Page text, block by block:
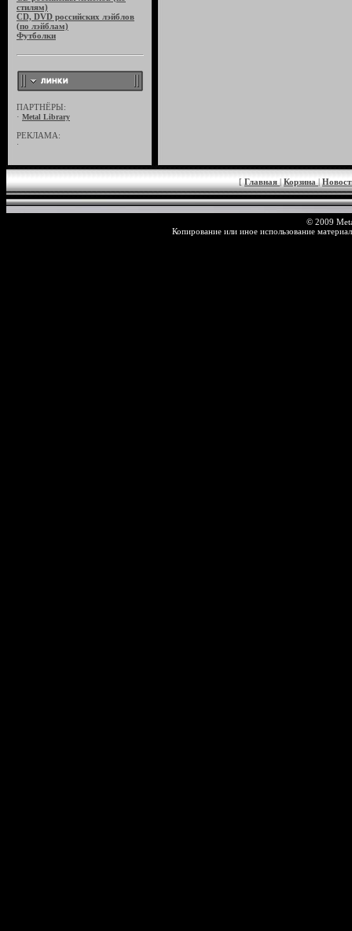
стилям)
CD, DVD российских лэйблов
(по лэйблам)
Футболки
ПАРТНЁРЫ:
· Metal Library
РЕКЛАМА:
·
[ Главная | Корзина |
© 2009
Копирование или иное использование